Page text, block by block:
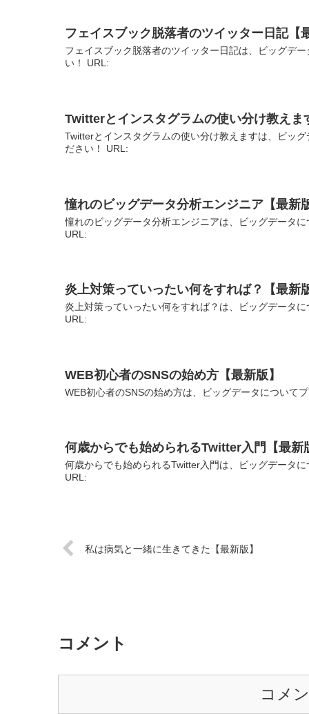
フェイスブック脱落者のツイッター日記【
フェイスブック脱落者のツイッター日記は、ビッグデ
い！ URL:
Twitterとインスタグラムの使い分け教えま
Twitterとインスタグラムの使い分け教えますは、ビッ
ださい！ URL:
憧れのビッグデータ分析エンジニア【最新版
憧れのビッグデータ分析エンジニアは、ビッグデータ
URL:
炎上対策っていったい何をすれば？【最新版
炎上対策っていったい何をすれば？は、ビッグデータ
URL:
WEB初心者のSNSの始め方【最新版】
WEB初心者のSNSの始め方は、ビッグデータについて
何歳からでも始められるTwitter入門【最新
何歳からでも始められるTwitter入門は、ビッグデータ
URL:
私は病気と一緒に生きてきた【最新版】
コメント
コメ